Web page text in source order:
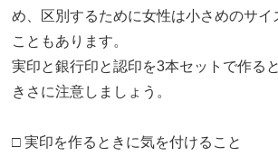
め、区別するために女性は小さめのサイ
こともあります。
実印と銀行印と認印を3本セットで作る
きさに注意しましょう。
□ 実印を作るときに気を付けること